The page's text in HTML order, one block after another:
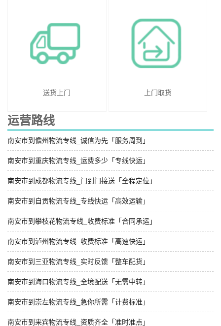
送货上门 上门取货
运营路线
南安市到儋州物流专线_诚信为先「服务周到」
南安市到重庆物流专线_运费多少「专线快运」
南安市到成都物流专线_门到门接送「全程定位」
南安市到自贡物流专线_专线快运「高效运输」
南安市到攀枝花物流专线_收费标准「合同承运」
南安市到泸州物流专线_收费标准「高速快运」
南安市到三亚物流专线_实时反馈「整车配货」
南安市到海口物流专线_全境配送「无需中转」
南安市到崇左物流专线_急你所需「计费标准」
南安市到来宾物流专线_资质齐全「准时准点」